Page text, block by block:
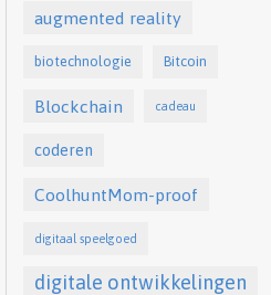
augmented reality
biotechnologie Bitcoin
Blockchain cadeau
coderen
CoolhuntMom-proof
digitaal speelgoed
digitale ontwikkelingen